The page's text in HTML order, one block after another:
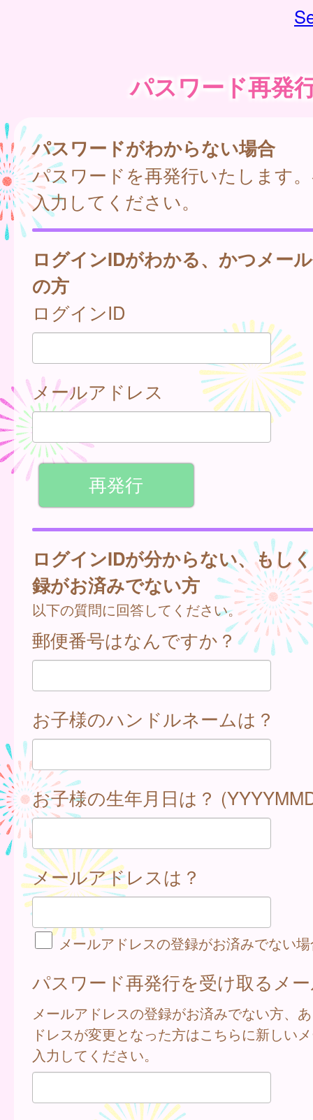
パスワード再発
パスワードがわからない場合
パスワードを再発行いたします
入力してください。
ログインIDがわかる、かつメー
の方
ログインID
メールアドレス
ログインIDが分からない、もし
録がお済みでない方
以下の質問に回答してください。
郵便番号はなんですか？
お子様のハンドルネームは？
お子様の生年月日は？
メールアドレスは？
メールアドレスの登録がお済みでない
パスワード再発行を受け取るメ
メールアドレスの登録がお済みでない方、
ドレスが変更となった方はこちらに新しい
入力してください。